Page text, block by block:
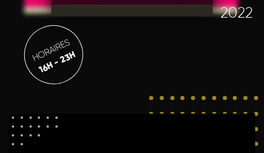
2022
HORAIRES
16H - 23H